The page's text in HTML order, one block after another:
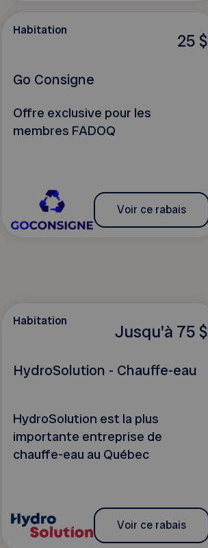
25 $
Habitation
Go Consigne
Offre exclusive pour les
membres FADOQ
Voir ce rabais
Jusqu'à 75 $
Habitation
HydroSolution - Chauffe-eau
HydroSolution est la plus
importante entreprise de
chauffe-eau au Québec
Voir ce rabais